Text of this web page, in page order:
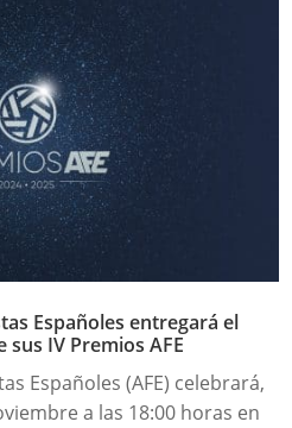
Españoles entregará el
IV Premios AFE
Españoles (AFE) celebrará,
a las 18:00 horas en